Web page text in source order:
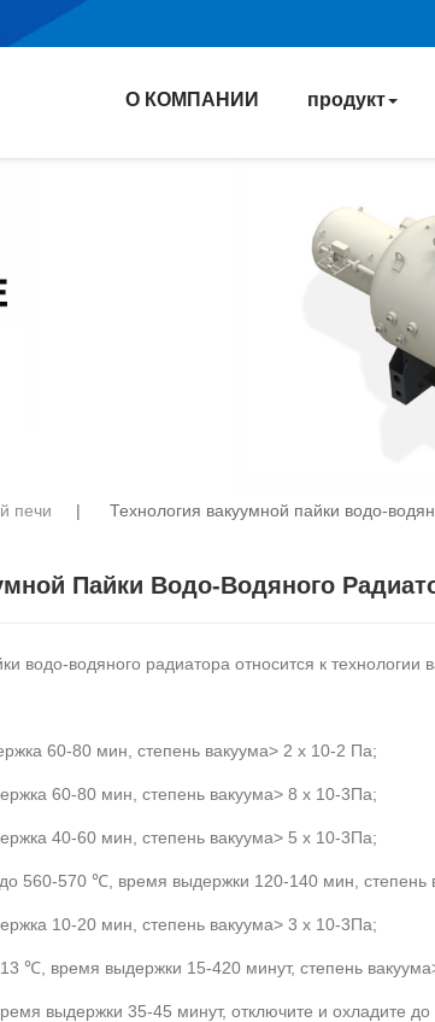
О КОМПАНИИ продукт
печи Технология вакуумной пайки водо-
Пайки Водо-Водяного
водо-водяного радиатора относится к технологии
60-80 мин, степень вакуума> 2 х 10-2 Па;
60-80 мин, степень вакуума> 8 х 10-3Па;
40-60 мин, степень вакуума> 5 x 10-3Пa;
560-570 ℃, время выдержки 120-140 мин, степень
10-20 мин, степень вакуума> 3 x 10-3Пa;
℃, время выдержки 15-420 минут, степень
выдержки 35-45 минут, отключите и охладите